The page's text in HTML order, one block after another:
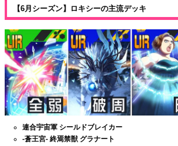
【6月シーズン】ロキシーの主流デッキ
連合宇宙軍 シールドブレイカー
-蒼王宮- 終焉禁獣 グラナート